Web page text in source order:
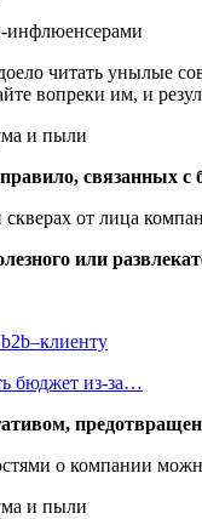
инфлюенсерами
читать унылые
вопреки им, и
связанных с
от лица
или
бюджет из-за…
о компании